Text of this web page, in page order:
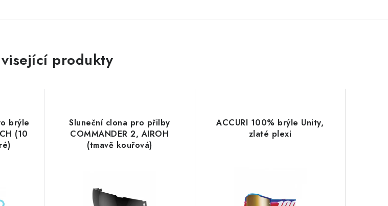
produkty
brýle
(10
Sluneční clona pro přilby
COMMANDER 2, AIROH
(tmavě kouřová)
ACCURI 100% brýle Unity,
zlaté plexi